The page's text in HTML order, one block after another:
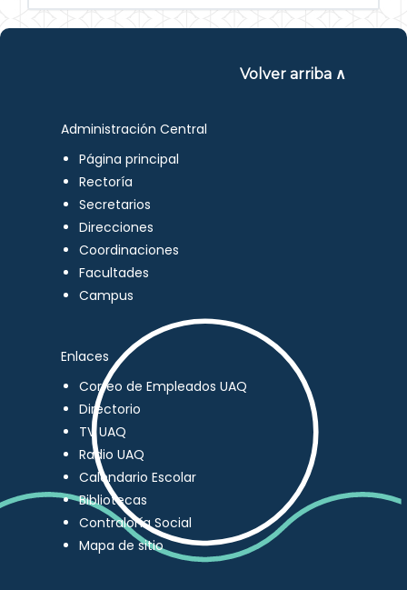
Volver arriba ∧
Administración Central
Página principal
Rectoría
Secretarios
Direcciones
Coordinaciones
Facultades
Campus
Enlaces
Correo de Empleados UAQ
Directorio
TV UAQ
Radio UAQ
Calendario Escolar
Bibliotecas
Contraloría Social
Mapa de sitio